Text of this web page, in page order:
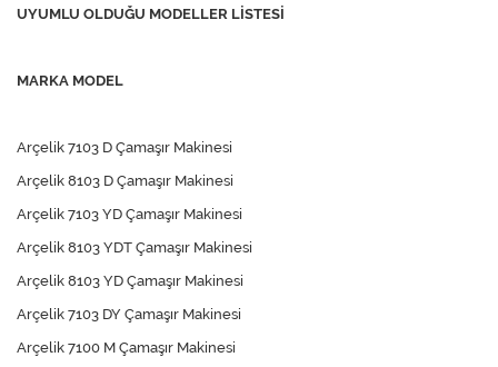
UYUMLU OLDUĞU MODELLER LİSTESİ
MARKA MODEL
Arçelik 7103 D Çamaşır Makinesi
Arçelik 8103 D Çamaşır Makinesi
Arçelik 7103 YD Çamaşır Makinesi
Arçelik 8103 YDT Çamaşır Makinesi
Arçelik 8103 YD Çamaşır Makinesi
Arçelik 7103 DY Çamaşır Makinesi
Arçelik 7100 M Çamaşır Makinesi